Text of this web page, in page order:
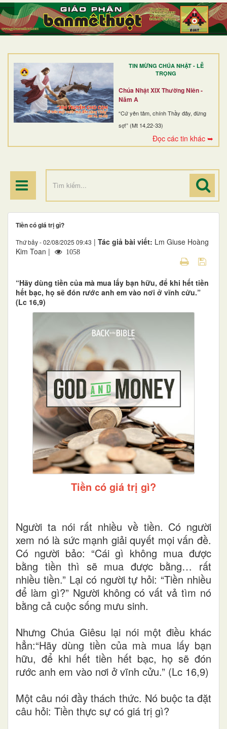
TIN MỪNG CHÚA NHẬT - LỄ
TRỌNG
Chúa Nhật XIX Thường Niên -
Năm A
“Cứ yên tâm, chính Thầy đây, đừng
sợ!” (Mt 14,22-33)
Đọc các tin khác ➥
TRANG NHẤT
GIỚI THIỆU
DÒNG TU
BAN MỤC VỤ
ĐOÀN THỂ CG
ĐIỂM HÀNH HƯƠNG
Tiền có giá trị gì?
Thứ bảy - 02/08/2025 09:43 | Tác giả bài viết: Lm Giuse Hoàng
Kim Toan |
1058
“Hãy dùng tiền của mà mua lấy bạn hữu, để khi hết tiền
hết bạc, họ sẽ đón rước anh em vào nơi ở vĩnh cửu.”
(Lc 16,9)
Tiền có giá trị gì?
Người ta nói rất nhiều về tiền. Có người
xem nó là sức mạnh giải quyết mọi vấn đề.
Có người bảo: “Cái gì không mua được
bằng tiền thì sẽ mua được bằng… rất
nhiều tiền.” Lại có người tự hỏi: “Tiền nhiều
để làm gì?” Người không có vất vả tìm nó
bằng cả cuộc sống mưu sinh.
Nhưng Chúa Giêsu lại nói một điều khác
hẳn:“Hãy dùng tiền của mà mua lấy bạn
hữu, để khi hết tiền hết bạc, họ sẽ đón
rước anh em vào nơi ở vĩnh cửu.” (Lc 16,9)
Một câu nói đầy thách thức. Nó buộc ta đặt
câu hỏi: Tiền thực sự có giá trị gì?